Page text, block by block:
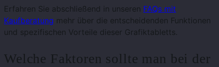
Erfahren Sie abschließend in unseren FAQs mit
Kaufberatung mehr über die entscheidenden Funktionen
und spezifischen Vorteile dieser Grafiktabletts.
Welche Faktoren sollte man bei der